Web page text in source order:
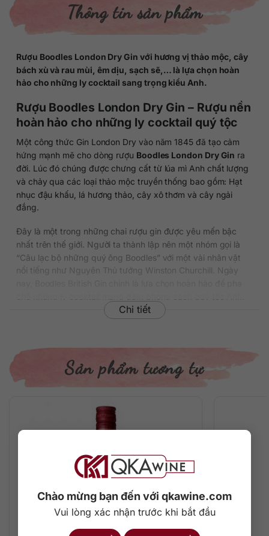
Chào mừng bạn đến với qkawine.com
Vui lòng xác nhận trước khi bắt đầu
Thông tin sản phẩm
Rượu Boodles London Dry Gin với hương vị thảo mộc, cây
bách xù và rau mùi, êm dịu, sạch sẽ,… là lựa chọn hoàn
hảo cho những ly cocktail sang trọng kiểu Anh.
Rượu Boodles London Dry Gin – Rượu nền
hoàn hảo cho những ly cocktail quý tộc
Một công thức Gin London Dry vào năm 1845 đã tạo cảm
hứng mạnh mẽ cho dòng rượu Boodles London Dry Gin ra
đời. Lúc đó chúng được chưng cất từ lúa mì Anh chất lượng
và chảy qua các loại thảo mộc truyền thống bao gồm: Hạt
nhục đậu khấu, lá hương thảo, cây xô thơm và cây ngải
đắng.
Đây là một trong những chai rượu gin được yêu mến bậc
nhất trên thế giới. Người ta thành lập nên một nhóm gọi là
“Câu lạc bộ những quý ông Boodles” với một vài nhân vật
nổi tiếng như Nguyên Thủ tướng Winston Churchill. Ngày
Thông tin chi tiết về rượu
Phân loại: Gin
Màu sắc: Trong suốt
Cách thưởng thức: Uống nguyên chất, thêm đá viên, pha
chế cocktail
Đặc điểm hương vị rượu và cách thưởng
Các thành phần tự nhiên nguyên chất tạo nên tính êm mượt
cho rượu, nó cũng ngập tràn hương vị ngọt ngào và mùi
hương tinh dầu quả thông có trong cây Juniper.
Chi tiết
Sản phẩm tương tự